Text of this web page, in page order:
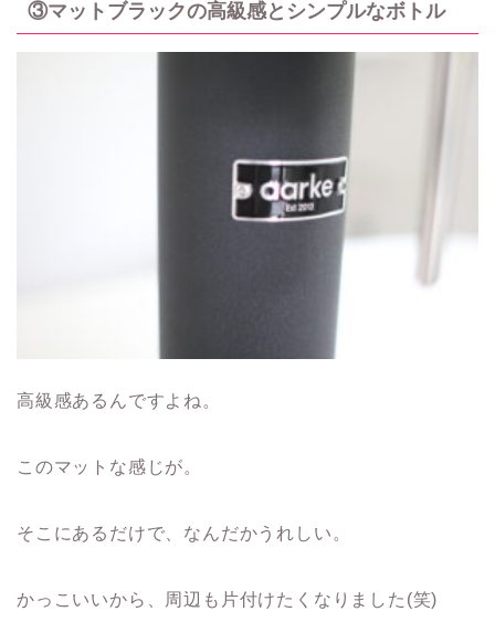
③マットブラックの高級感とシンプルなボトル
高級感あるんですよね。
このマットな感じが。
そこにあるだけで、なんだかうれしい。
かっこいいから、周辺も片付けたくなりました(笑)